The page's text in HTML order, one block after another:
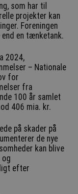
som har til
projekter kan
Foreningen
end en tænketank.
2024,
– Nationale
for
fra
100 år samlet
406 mia. kr.
på skader på
de nye
kan blive
og
efter